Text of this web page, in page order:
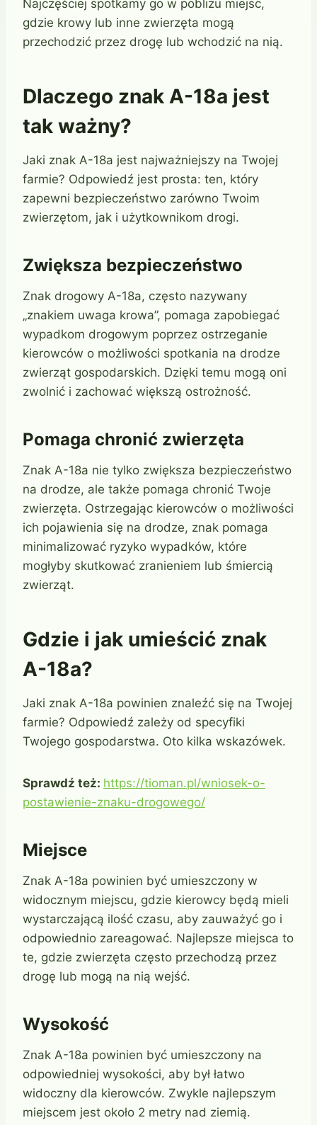
Najczęściej spotkamy go w pobliżu miejsc,
gdzie krowy lub inne zwierzęta mogą
przechodzić przez drogę lub wchodzić na nią.
Dlaczego znak A-18a jest
tak ważny?
Jaki znak A-18a jest najważniejszy na Twojej
farmie? Odpowiedź jest prosta: ten, który
zapewni bezpieczeństwo zarówno Twoim
zwierzętom, jak i użytkownikom drogi.
Zwiększa bezpieczeństwo
Znak drogowy A-18a, często nazywany
„znakiem uwaga krowa”, pomaga zapobiegać
wypadkom drogowym poprzez ostrzeganie
kierowców o możliwości spotkania na drodze
zwierząt gospodarskich. Dzięki temu mogą oni
zwolnić i zachować większą ostrożność.
Pomaga chronić zwierzęta
Znak A-18a nie tylko zwiększa bezpieczeństwo
na drodze, ale także pomaga chronić Twoje
zwierzęta. Ostrzegając kierowców o możliwości
ich pojawienia się na drodze, znak pomaga
minimalizować ryzyko wypadków, które
mogłyby skutkować zranieniem lub śmiercią
zwierząt.
Gdzie i jak umieścić znak
A-18a?
Jaki znak A-18a powinien znaleźć się na Twojej
farmie? Odpowiedź zależy od specyfiki
Twojego gospodarstwa. Oto kilka wskazówek.
Sprawdź też: https://tioman.pl/wniosek-o-
postawienie-znaku-drogowego/
Miejsce
Znak A-18a powinien być umieszczony w
widocznym miejscu, gdzie kierowcy będą mieli
wystarczającą ilość czasu, aby zauważyć go i
odpowiednio zareagować. Najlepsze miejsca to
te, gdzie zwierzęta często przechodzą przez
drogę lub mogą na nią wejść.
Wysokość
Znak A-18a powinien być umieszczony na
odpowiedniej wysokości, aby był łatwo
widoczny dla kierowców. Zwykle najlepszym
miejscem jest około 2 metry nad ziemią.